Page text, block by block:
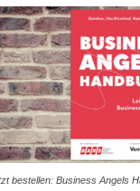
bestellen: Business Angels